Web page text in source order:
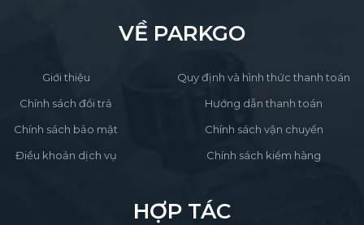
VỀ PARKGO
Giới thiệu
Chính sách đổi trả
Chính sách bảo mật
Điều khoản dịch vụ
Quy định và hình thức thanh toán
Hướng dẫn thanh toán
Chính sách vận chuyển
Chính sách kiểm hàng
HỢP TÁC